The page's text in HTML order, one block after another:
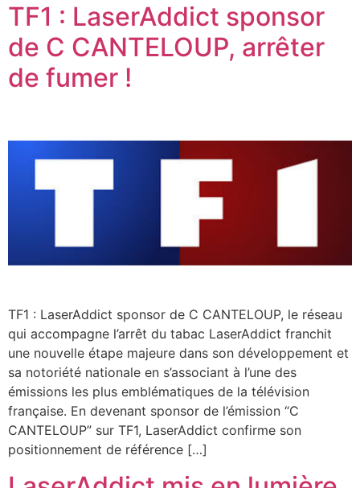
TF1 : LaserAddict sponsor
de C CANTELOUP, arrêter
de fumer !
TF1 : LaserAddict sponsor de C CANTELOUP, le réseau
qui accompagne l’arrêt du tabac LaserAddict franchit
une nouvelle étape majeure dans son développement et
sa notoriété nationale en s’associant à l’une des
émissions les plus emblématiques de la télévision
française. En devenant sponsor de l’émission “C
CANTELOUP” sur TF1, LaserAddict confirme son
positionnement de référence […]